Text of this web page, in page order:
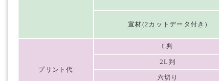
宣材(2カットデータ付き)
プリント代
L判
2L判
六切り